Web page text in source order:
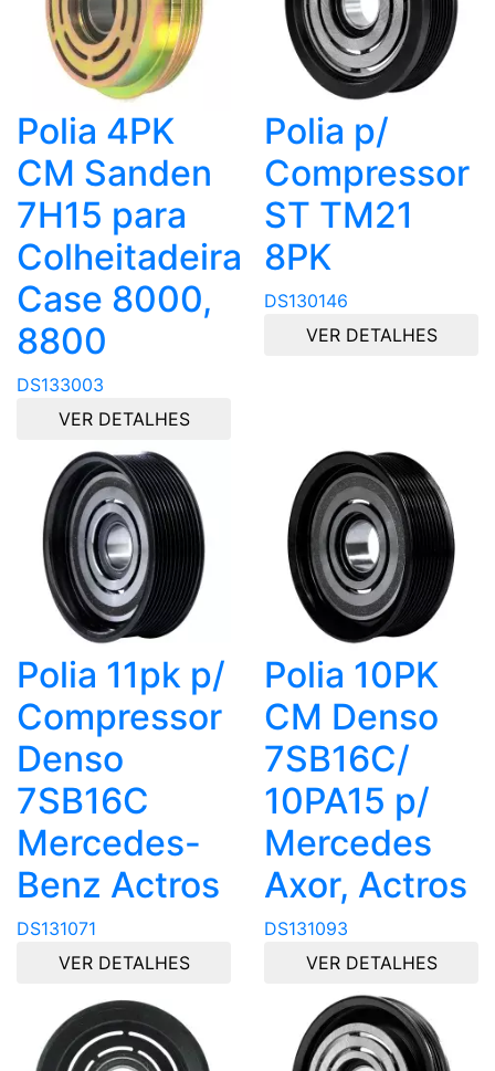
Polia 4PK
CM Sanden
7H15 para
Colheitadeira
Case 8000,
8800
DS133003
VER DETALHES
Polia p/
Compressor
ST TM21
8PK
DS130146
VER DETALHES
Polia 11pk p/
Compressor
Denso
7SB16C
Mercedes-
Benz Actros
DS131071
VER DETALHES
Polia 10PK
CM Denso
7SB16C/
10PA15 p/
Mercedes
Axor, Actros
DS131093
VER DETALHES